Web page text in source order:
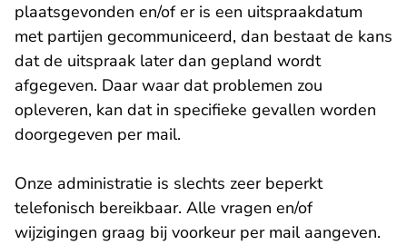
plaatsgevonden en/of er is een uitspraakdatum
met partijen gecommuniceerd, dan bestaat de kans
dat de uitspraak later dan gepland wordt
afgegeven. Daar waar dat problemen zou
opleveren, kan dat in specifieke gevallen worden
doorgegeven per mail.
Onze administratie is slechts zeer beperkt
telefonisch bereikbaar. Alle vragen en/of
wijzigingen graag bij voorkeur per mail aangeven.